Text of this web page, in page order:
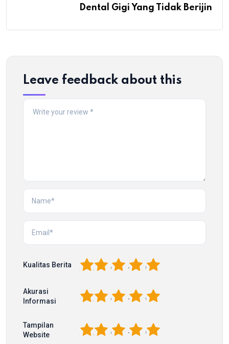
Dental Gigi Yang Tidak Berijin
Leave feedback about this
Kualitas Berita 5
4
3
2
Akurasi
Informasi
5
4
3
2
Tampilan
Website
5
4
3
2